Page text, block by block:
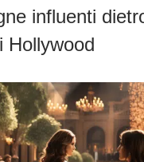
influenti
Hollywood